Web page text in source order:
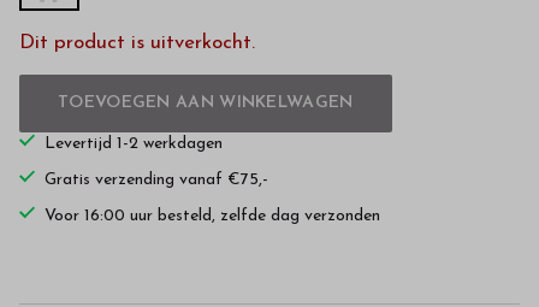
Dit product is uitverkocht.
TOEVOEGEN AAN WINKELWAGEN
Levertijd 1-2 werkdagen
Gratis verzending vanaf €75,-
Voor 16:00 uur besteld, zelfde dag verzonden